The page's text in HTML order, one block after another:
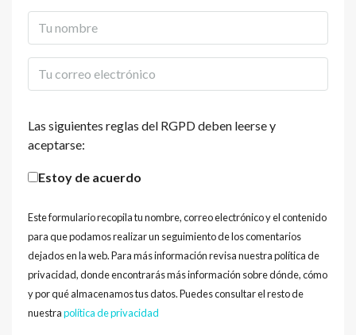
Las siguientes reglas del RGPD deben leerse y
aceptarse:
Estoy de acuerdo
Este formulario recopila tu nombre, correo electrónico y el contenido
para que podamos realizar un seguimiento de los comentarios
dejados en la web. Para más información revisa nuestra política de
privacidad, donde encontrarás más información sobre dónde, cómo
y por qué almacenamos tus datos. Puedes consultar el resto de
nuestrapolítica de privacidad